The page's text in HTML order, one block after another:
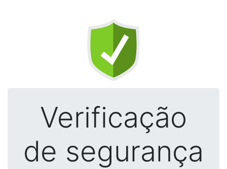
Verificação
de segurança